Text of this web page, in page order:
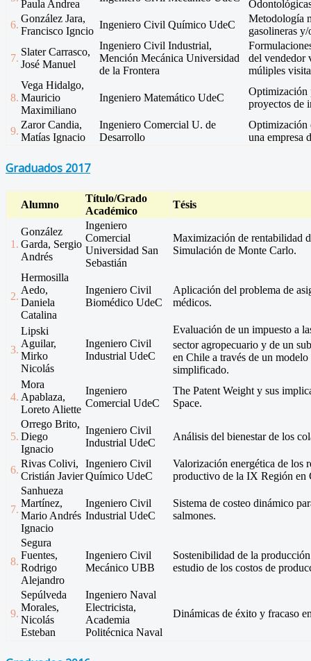
Paula Andrea
6.
González Jara,
Francisco Igncio
Ingeniero Civil Químico UdeC
Metodología
gasolineras
7.
Slater Carrasco,
José Manuel
Ingeniero Civil Industrial,
Mención Mecánica Universidad
de la Frontera
del vendedor
múliples
8.
Vega Hidalgo,
Mauricio
Maximiliano
Ingeniero Matemático UdeC
Optimización
proyectos de
9.
Zaror Candia,
Matías Ignacio
Ingeniero Comercial U. de
Desarrollo
Optimización
una empresa
Graduados 2017
Alumno
Título/Grado
Académico
Tésis
1.
González
Garda, Sergio
Andrés
Ingeniero
Comercial
Universidad San
Sebastián
Maximización de rentabilidad
Simulación de Monte Carlo.
2.
Hermosilla
Aedo,
Daniela
Catalina
Ingeniero Civil
Biomédico UdeC
Aplicación del problema de
médicos.
3.
Lipski
Aguilar,
Mirko
Nicolás
Ingeniero Civil
Industrial UdeC
Evaluación de un impuesto a
sector agropecuario y de un
en Chile a través de un
simplificado.
4.
Mora
Apablaza,
Loreto Aliette
Ingeniero
Comercial UdeC
The Patent Weight y sus
Space.
5.
Orrego Brito,
Diego
Ignacio
Ingeniero Civil
Industrial UdeC
Análisis del bienestar de los
6.
Rivas Colivi,
Cristián Javier
Ingeniero Civil
Químico UdeC
Valorización energética de los
productivo de la IX Región en
7.
Sanhueza
Martínez,
Mario Andrés
Ignacio
Ingeniero Civil
Industrial UdeC
Sistema de costeo dinámico
salmones.
8.
Segura
Fuentes,
Rodrigo
Alejandro
Ingeniero Civil
Mecánico UBB
Sostenibilidad de la
estudio de los costos de
9.
Sepúlveda
Morales,
Nicolás
Esteban
Ingeniero Naval
Electricista,
Academia
Politécnica Naval
Dinámicas de éxito y fracaso